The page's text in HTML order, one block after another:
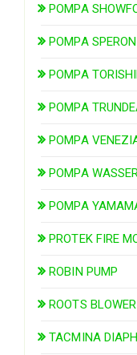
POMPA
POMPA
POMPA
POMPA
POMPA
POMPA
POMPA
PROTEK FIRE
ROBIN PUMP
ROOTS
TACMINA